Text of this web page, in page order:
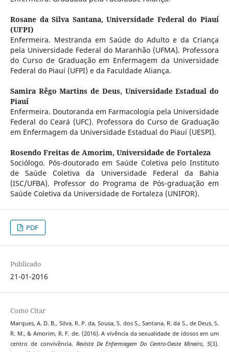
Rosane da Silva Santana,Universidade Federal do Piauí
(UFPI)
Enfermeira. Mestranda em Saúde do Adulto e da Criança
pela Universidade Federal do Maranhão (UFMA). Professora
do Curso de Graduação em Enfermagem da Universidade
Federal do Piauí (UFPI) e da Faculdade Aliança.
Samira Rêgo Martins de Deus, Universidade Estadual do
Piauí
Enfermeira. Doutoranda em Farmacologia pela Universidade
Federal do Ceará (UFC). Professora do Curso de Graduação
em Enfermagem da Universidade Estadual do Piauí (UESPI).
Rosendo Freitas de Amorim, Universidade de Fortaleza
Sociólogo. Pós-doutorado em Saúde Coletiva pelo Instituto
de Saúde Coletiva da Universidade Federal da Bahia
(ISC/UFBA). Professor do Programa de Pós-graduação em
Saúde Coletiva da Universidade de Fortaleza (UNIFOR).
PDF
Publicado
21-01-2016
Como Citar
Marques, A. D. B., Silva, R. P. da, Sousa, S. dos S., Santana, R. da S., de Deus, S.
R. M., & Amorim, R. F. de. (2016). A vivência da sexualidade de idosos em um
centro de convivência. Revista De Enfermagem Do Centro-Oeste Mineiro,5(3).